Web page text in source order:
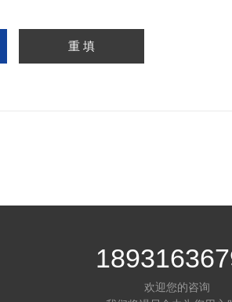
欢迎您的咨询